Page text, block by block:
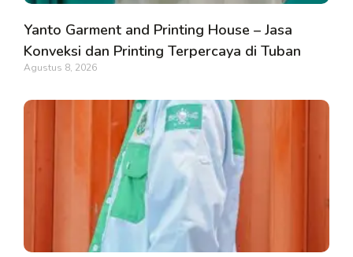
Yanto Garment and Printing House – Jasa
Konveksi dan Printing Terpercaya di Tuban
Agustus 8, 2026